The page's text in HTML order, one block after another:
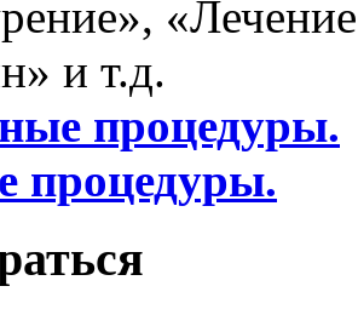
и т.д.
процедуры.
процедуры.